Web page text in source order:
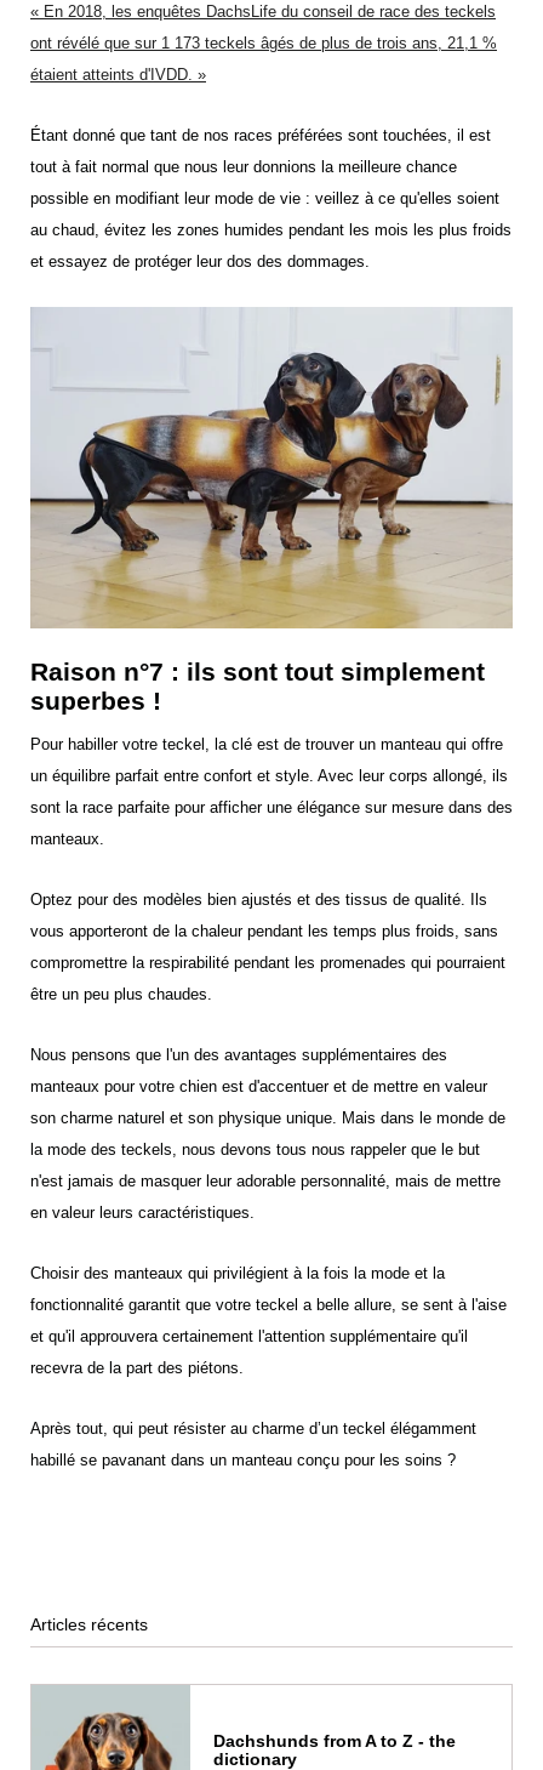
« En 2018, les enquêtes DachsLife du conseil de race des teckels
ont révélé que sur 1 173 teckels âgés de plus de trois ans, 21,1 %
étaient atteints d'IVDD. »
Étant donné que tant de nos races préférées sont touchées, il est
tout à fait normal que nous leur donnions la meilleure chance
possible en modifiant leur mode de vie : veillez à ce qu'elles soient
au chaud, évitez les zones humides pendant les mois les plus froids
et essayez de protéger leur dos des dommages.
Raison n°7 : ils sont tout simplement
superbes !
Pour habiller votre teckel, la clé est de trouver un manteau qui offre
un équilibre parfait entre confort et style. Avec leur corps allongé, ils
sont la race parfaite pour afficher une élégance sur mesure dans des
manteaux.
Optez pour des modèles bien ajustés et des tissus de qualité. Ils
vous apporteront de la chaleur pendant les temps plus froids, sans
compromettre la respirabilité pendant les promenades qui pourraient
être un peu plus chaudes.
Nous pensons que l'un des avantages supplémentaires des
manteaux pour votre chien est d'accentuer et de mettre en valeur
son charme naturel et son physique unique. Mais dans le monde de
la mode des teckels, nous devons tous nous rappeler que le but
n'est jamais de masquer leur adorable personnalité, mais de mettre
en valeur leurs caractéristiques.
Choisir des manteaux qui privilégient à la fois la mode et la
fonctionnalité garantit que votre teckel a belle allure, se sent à l'aise
et qu'il approuvera certainement l'attention supplémentaire qu'il
recevra de la part des piétons.
Après tout, qui peut résister au charme d’un teckel élégamment
habillé se pavanant dans un manteau conçu pour les soins ?
Articles récents
Dachshunds from A to Z - the
dictionary